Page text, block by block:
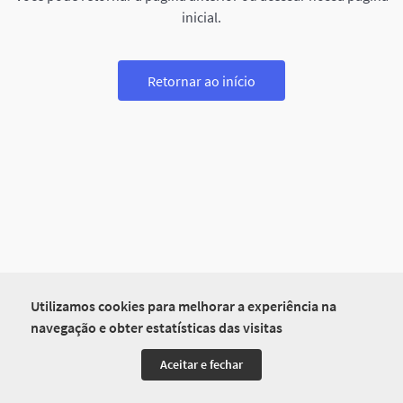
Utilizamos cookies para melhorar a experiência na
navegação e obter estatísticas das visitas
Aceitar e fechar
inicial.
Retornar ao início